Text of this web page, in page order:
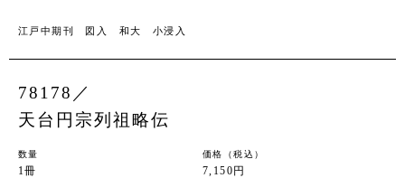
江戸中期刊 図入 和大 小浸入
78178／
天台円宗列祖略伝
数量
1冊
価格（税込）
7,150円